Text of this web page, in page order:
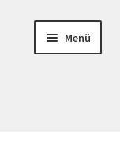
Menü